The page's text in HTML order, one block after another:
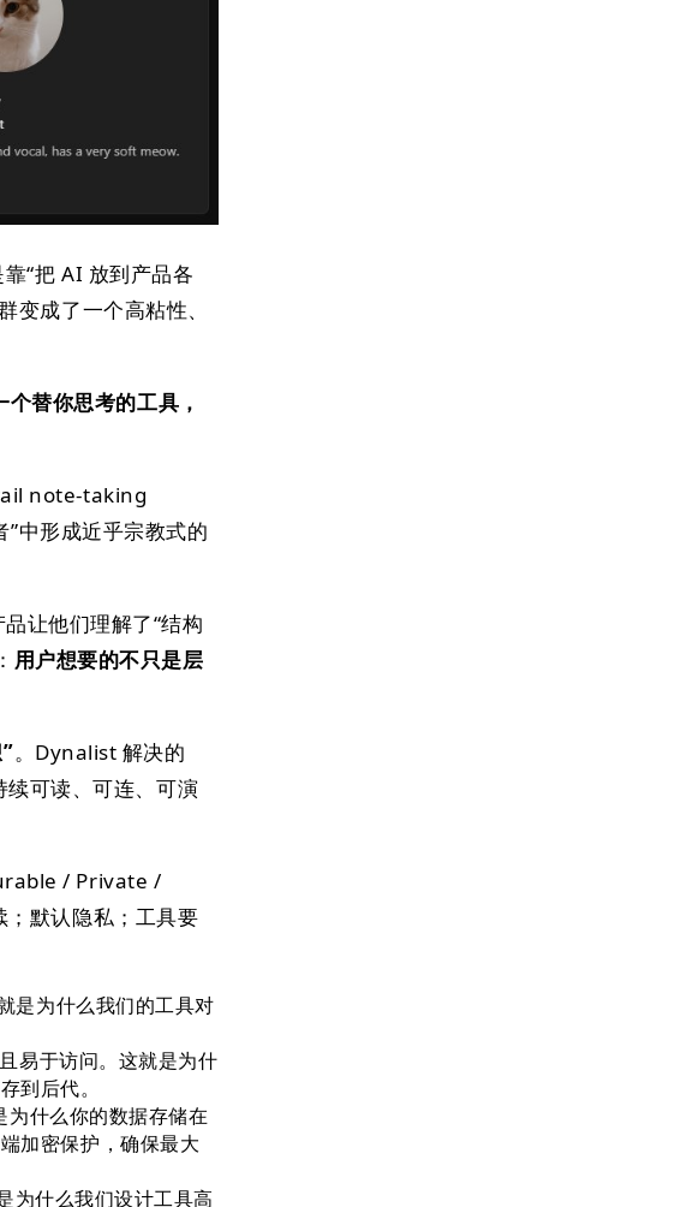
“把 AI 放到产品各
变成了一个高粘性、
替你思考的工具，
note-taking
中形成近乎宗教式的
让他们理解了“结构
用户想要的不只是层
。Dynalist 解决的
续可读、可连、可演
/ Private /
默认隐私；工具要
是为什么我们的工具对
易于访问。这就是为什
到后代。
什么你的数据存储在
加密保护，确保最大
为什么我们设计工具高